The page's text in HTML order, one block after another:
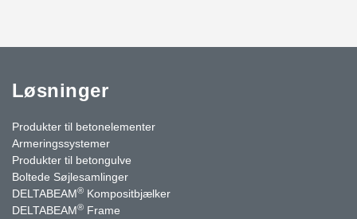
Løsninger
Produkter til betonelementer
Armeringssystemer
Produkter til betongulve
Boltede Søjlesamlinger
DELTABEAM® Kompositbjælker
DELTABEAM® Frame